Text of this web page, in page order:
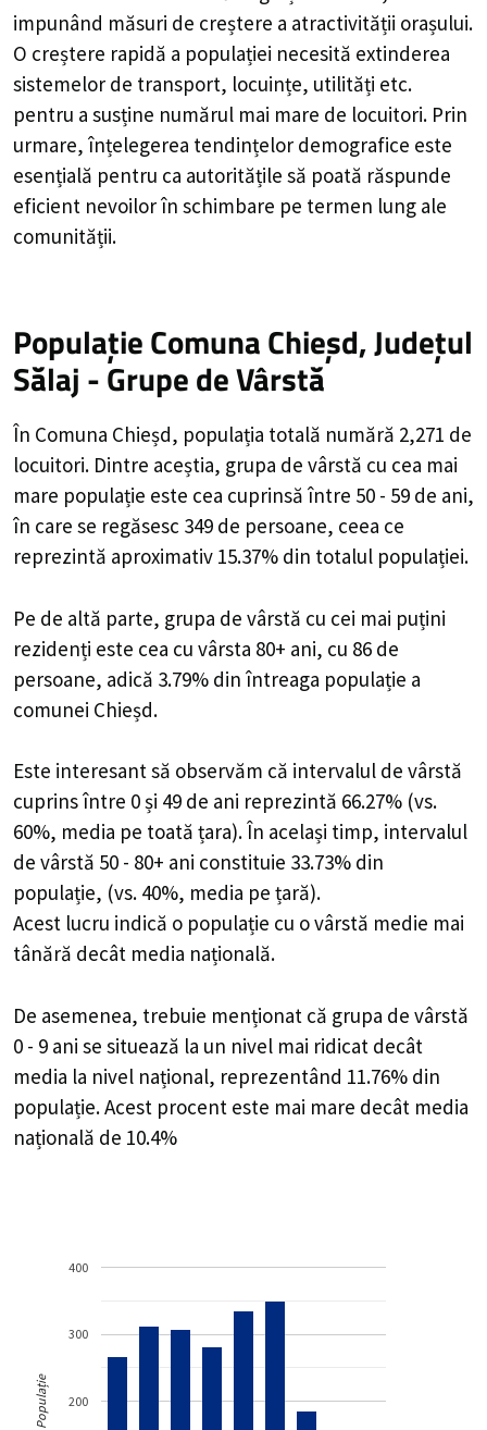
impunând măsuri de creștere a atractivității orașului.
O creștere rapidă a populației necesită extinderea
sistemelor de transport, locuințe, utilități etc.
pentru a susține numărul mai mare de locuitori. Prin
urmare, înțelegerea tendințelor demografice este
esențială pentru ca autoritățile să poată răspunde
eficient nevoilor în schimbare pe termen lung ale
comunității.
Populație Comuna Chieșd, Județul
Sălaj - Grupe de Vârstă
În Comuna Chieșd, populația totală numără 2,271 de
locuitori. Dintre aceștia, grupa de vârstă cu cea mai
mare populație este cea cuprinsă între 50 - 59 de ani,
în care se regăsesc 349 de persoane, ceea ce
reprezintă aproximativ 15.37% din totalul populației.
Pe de altă parte, grupa de vârstă cu cei mai puțini
rezidenți este cea cu vârsta 80+ ani, cu 86 de
persoane, adică 3.79% din întreaga populație a
comunei Chieșd.
Este interesant să observăm că intervalul de vârstă
cuprins între 0 și 49 de ani reprezintă 66.27% (vs.
60%, media pe toată țara). În același timp, intervalul
de vârstă 50 - 80+ ani constituie 33.73% din
populație, (vs. 40%, media pe țară).
Acest lucru indică o populație cu o vârstă medie mai
tânără decât media națională.
De asemenea, trebuie menționat că grupa de vârstă
0 - 9 ani se situează la un nivel mai ridicat decât
media la nivel național, reprezentând 11.76% din
populație. Acest procent este mai mare decât media
națională de 10.4%
200
300
400
Populație